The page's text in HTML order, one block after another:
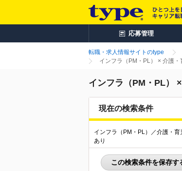
応募管理
転職・求人情報サイトのtype
インフラ（PM・PL） × 介護
インフラ（PM・PL）
現在の検索条件
インフラ（PM・PL）／介護・育
あり
この検索条件を保存す